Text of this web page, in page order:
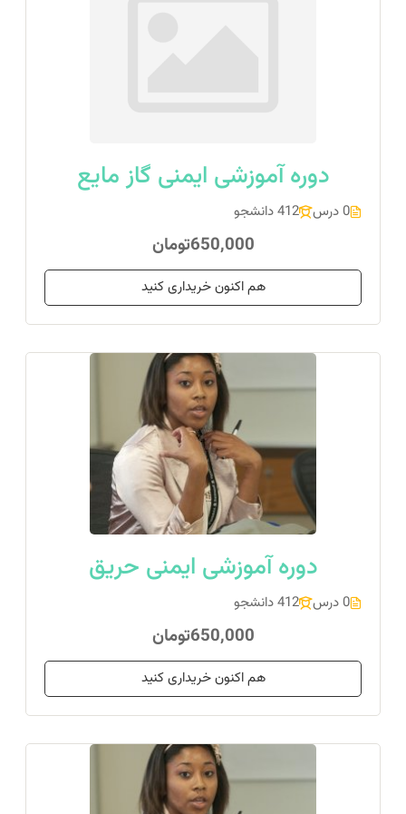
دوره آموزشی ایمنی گاز مایع
0 درس 412 دانشجو
650,000تومان
هم اکنون خریداری کنید
دوره آموزشی ایمنی حریق
0 درس 412 دانشجو
650,000تومان
هم اکنون خریداری کنید